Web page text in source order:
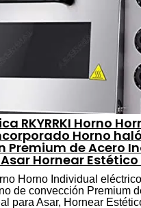
RKYRRKI Horno
Horno
Premium de Acero
Hornear
Horno Individual
de convección Premium
para Asar, Hornear